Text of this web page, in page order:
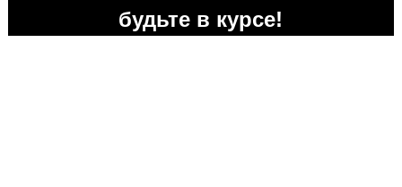
будьте в курсе!